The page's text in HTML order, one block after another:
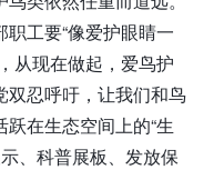
工要“像爱护眼睛一
从现在做起，爱鸟护
双忍呼吁，让我们和鸟
在生态空间上的“生
、科普展板、发放保